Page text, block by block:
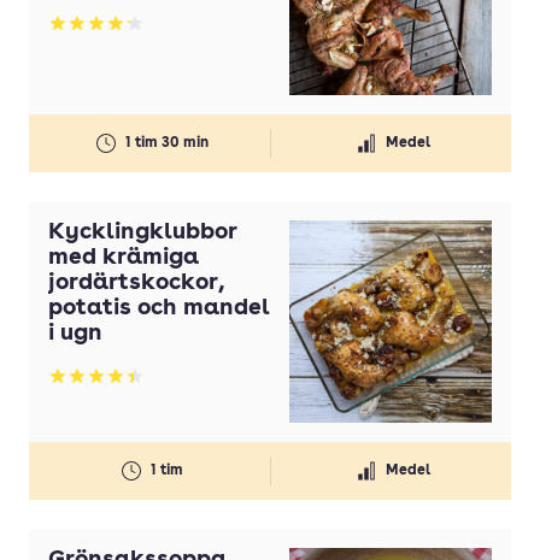
Betyg: 4.18 av 5
1 tim 30 min Medel
Kycklingklubbor
med krämiga
jordärtskockor,
potatis och mandel
i ugn
Betyg: 4.45 av 5
1 tim Medel